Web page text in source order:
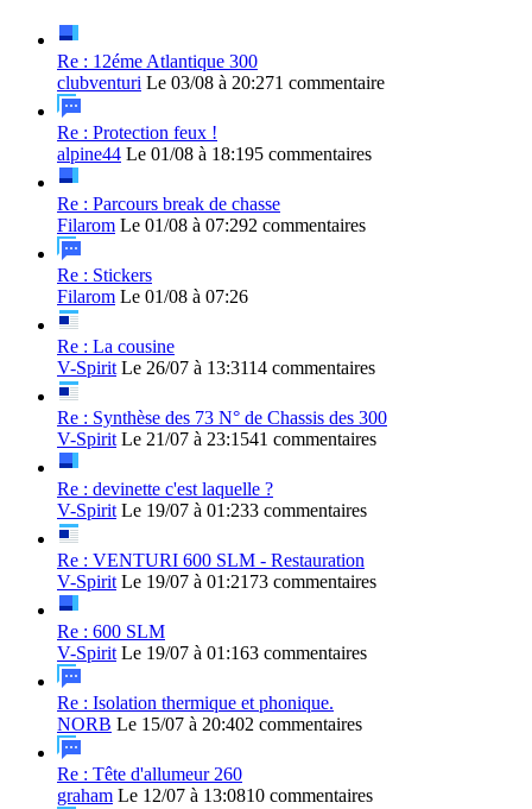
Re : 12éme Atlantique 300
clubventuri Le 03/08 à 20:271 commentaire
Re : Protection feux !
alpine44 Le 01/08 à 18:195 commentaires
Re : Parcours break de chasse
Filarom Le 01/08 à 07:292 commentaires
Re : Stickers
Filarom Le 01/08 à 07:26
Re : La cousine
V-Spirit Le 26/07 à 13:3114 commentaires
Re : Synthèse des 73 N° de Chassis des 300
V-Spirit Le 21/07 à 23:1541 commentaires
Re : devinette c'est laquelle ?
V-Spirit Le 19/07 à 01:233 commentaires
Re : VENTURI 600 SLM - Restauration
V-Spirit Le 19/07 à 01:21 73 commentaires
Re : 600 SLM
V-Spirit Le 19/07 à 01:163 commentaires
Re : Isolation thermique et phonique.
NORB Le 15/07 à 20:402 commentaires
Re : Tête d'allumeur 260
graham Le 12/07 à 13:0810 commentaires